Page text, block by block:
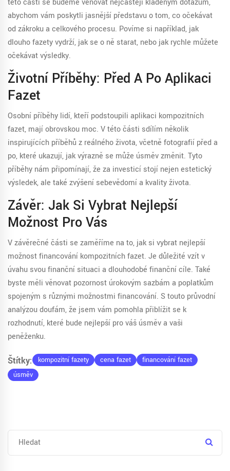
této části se budeme věnovat nejčastěji kladeným dotazům,
abychom vám poskytli jasnější představu o tom, co očekávat
od zákroku a celkového procesu. Povíme si například, jak
dlouho fazety vydrží, jak se o ně starat, nebo jak rychle můžete
očekávat výsledky.
Životní Příběhy: Před A Po Aplikaci
Fazet
Osobní příběhy lidí, kteří podstoupili aplikaci kompozitních
fazet, mají obrovskou moc. V této části sdílím několik
inspirujících příběhů z reálného života, včetně fotografií před a
po, které ukazují, jak výrazně se může úsměv změnit. Tyto
příběhy nám připomínají, že za investicí stojí nejen estetický
výsledek, ale také zvýšení sebevědomí a kvality života.
Závěr: Jak Si Vybrat Nejlepší
Možnost Pro Vás
V závěrečné části se zaměříme na to, jak si vybrat nejlepší
možnost financování kompozitních fazet. Je důležité vzít v
úvahu svou finanční situaci a dlouhodobé finanční cíle. Také
byste měli věnovat pozornost úrokovým sazbám a poplatkům
spojeným s různými možnostmi financování. S touto průvodní
analýzou doufám, že jsem vám pomohla přiblížit se k
rozhodnutí, které bude nejlepší pro váš úsměv a vaši
peněženku.
Štítky: kompozitní fazety cena fazet
financování fazet
úsměv